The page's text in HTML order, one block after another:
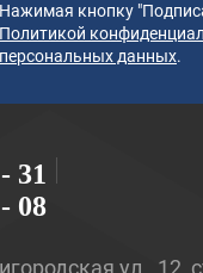
Нажимая кнопку
Политикой
персональных данных.
31
08
ул., 12,